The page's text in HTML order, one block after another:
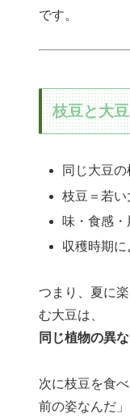
です。
枝豆と大
同じ大豆
枝豆＝若
味・食感
収穫時期
つまり、夏に
む大豆は、
同じ植物の異
次に枝豆を食
前の姿なんだ」